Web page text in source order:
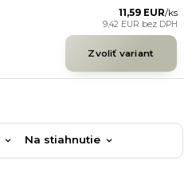
11,59 EUR/ks
9,42 EUR bez DPH
Zvoliť variant
Na stiahnutie